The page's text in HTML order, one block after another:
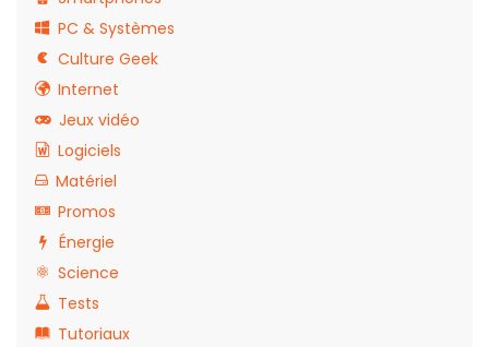
PC & Systèmes
Culture Geek
Internet
Jeux vidéo
Logiciels
Matériel
Promos
Énergie
Science
Tests
Tutoriaux